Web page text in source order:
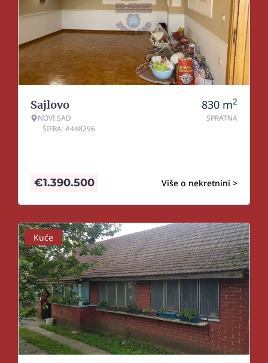
Sajlovo
NOVI SAD
ŠIFRA: #448296
830 m2
SPRATNA
Više o nekretnini >
€1.390.500
Kuće